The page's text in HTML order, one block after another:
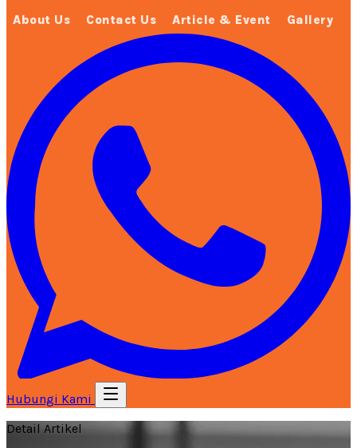
About Us Contact Us Article & Event Gallery
Hubungi Kami
Detail Artikel